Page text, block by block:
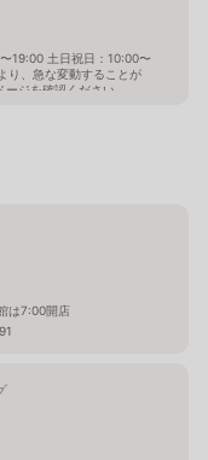
19:00 土日祝日：10:00〜
り、急な変動することが
ージを確認ください
7:00開店